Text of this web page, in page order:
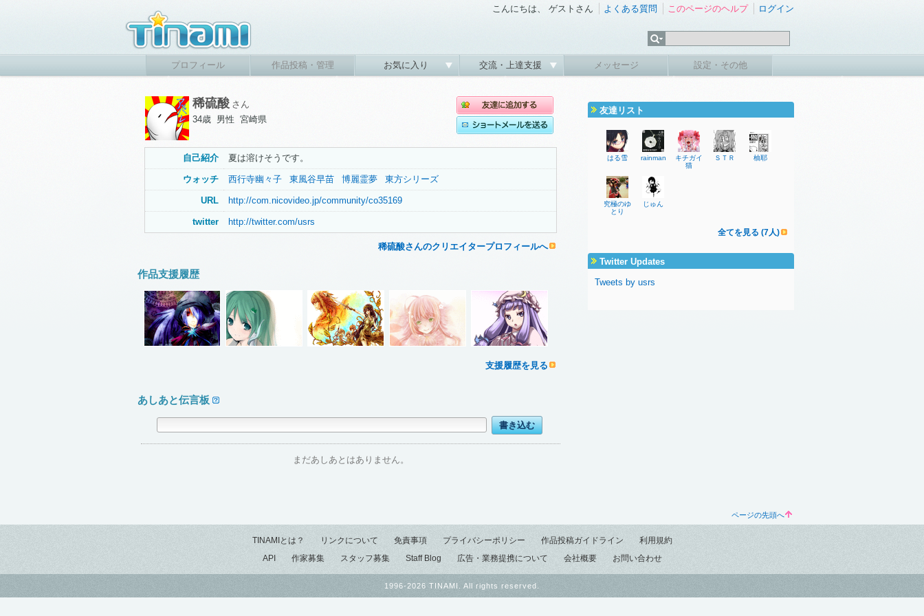
こんにちは、 ゲストさん よくある質問 このページのヘルプ ログイン
プロフィール 作品投稿・管理 お気に入り 交流・上達支援 メッセージ 設定・その他
稀硫酸 さん
34歳 男性 宮崎県
自己紹介 夏は溶けそうです。
ウォッチ 西行寺幽々子 東風谷早苗 博麗霊夢 東方シリーズ
URL http://com.nicovideo.jp/community/co35169
twitter http://twitter.com/usrs
稀硫酸さんのクリエイタープロフィールへ
作品支援履歴
支援履歴を見る
あしあと伝言板
まだあしあとはありません。
友達リスト
はる雪 rainman
キチガイ
猫
ＳＴＲ 柚耶
究極のゆ
とり
じゅん
全てを見る (7人)
Twitter Updates
Tweets by usrs
ページの先頭へ
TINAMIとは？ リンクについて 免責事項 プライバシーポリシー 作品投稿ガイドライン
利用規約
API
作家募集 スタッフ募集 Staff Blog 広告・業務提携について 会社概要 お問い合わせ
1996-2026 TINAMI. All rights reserved.